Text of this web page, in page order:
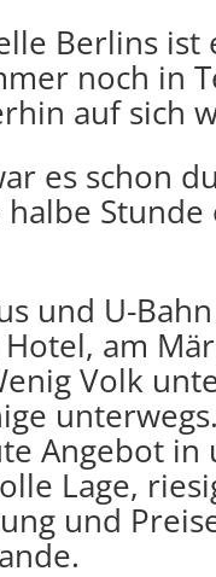
Berlins ist
noch in
auf sich
es schon
und U-
am
Volk
Angebot
Lage,
und